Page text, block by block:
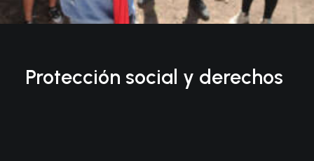
Protección social y derechos